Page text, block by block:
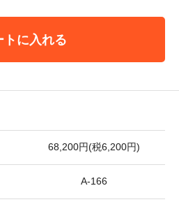
トに入れる
68,200円(税6,200円)
A-166